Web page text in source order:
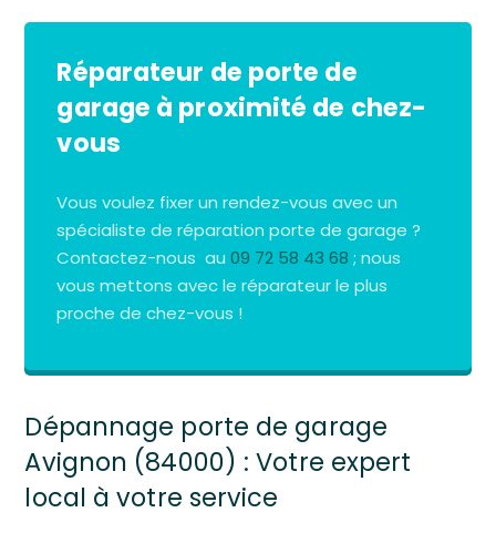
Réparateur de porte de
garage à proximité de chez-
vous
Vous voulez fixer un rendez-vous avec un
spécialiste de réparation porte de garage ?
Contactez-nous au09 72 58 43 68 ; nous
vous mettons avec le réparateur le plus
proche de chez-vous !
Dépannage porte de garage
Avignon (84000) : Votre expert
local à votre service